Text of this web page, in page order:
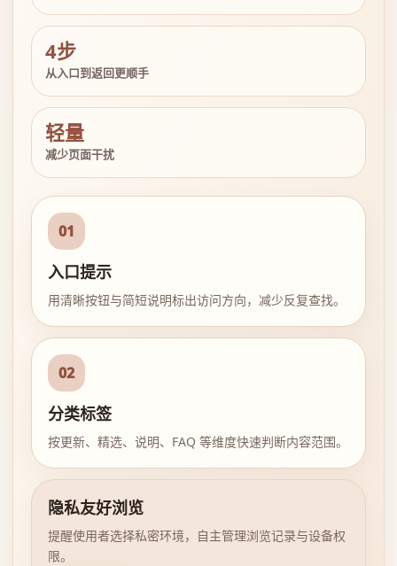
4步
从入口到返回更顺手
轻量
减少页面干扰
01
入口提示
用清晰按钮与简短说明标出访问方向，减少反复查找。
02
分类标签
按更新、精选、说明、FAQ 等维度快速判断内容范围。
隐私友好浏览
提醒使用者选择私密环境，自主管理浏览记录与设备权
限。